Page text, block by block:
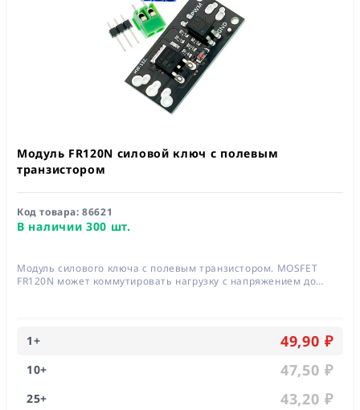
Модуль FR120N силовой ключ с полевым
транзистором
Код товара:86621
В наличии 300 шт.
Модуль силового ключа с полевым транзистором. MOSFET
FR120N может коммутировать нагрузку с напряжением до
1+ 49,90 ₽
10+ 47,50 ₽
25+ 43,20 ₽